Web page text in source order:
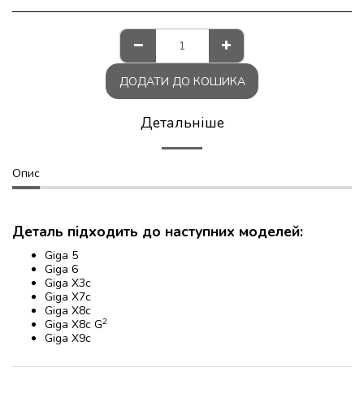
ДОДАТИ ДО КОШИКА
Детальніше
Опис
Деталь підходить до наступних моделей:
Giga 5
Giga 6
Giga X3c
Giga X7c
Giga X8c
Giga X8c G2
Giga X9c